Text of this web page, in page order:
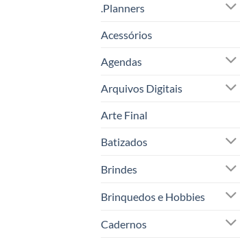
.Planners
Acessórios
Agendas
Arquivos Digitais
Arte Final
Batizados
Brindes
Brinquedos e Hobbies
Cadernos